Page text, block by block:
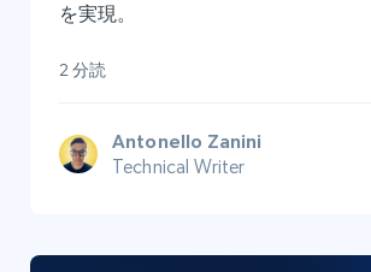
を実現。
2 分読
Antonello Zanini
Technical Writer